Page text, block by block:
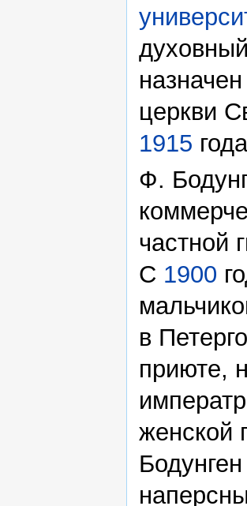
церкви
1915
Ф.
частной
С 1900
в
приюте,
женской